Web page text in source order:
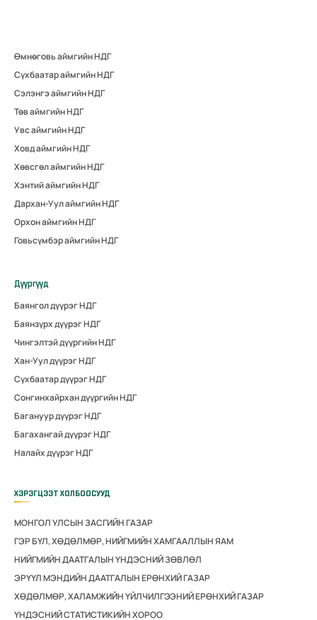
Өмнөговь аймгийн НДГ
Сүхбаатар аймгийн НДГ
Сэлэнгэ аймгийн НДГ
Төв аймгийн НДГ
Увс аймгийн НДГ
Ховд аймгийн НДГ
Хөвсгөл аймгийн НДГ
Хэнтий аймгийн НДГ
Дархан-Уул аймгийн НДГ
Орхон аймгийн НДГ
Говьсүмбэр аймгийн НДГ
Дүүргүүд
Баянгол дүүрэг НДГ
Баянзүрх дүүрэг НДГ
Чингэлтэй дүүргийн НДГ
Хан-Уул дүүрэг НДГ
Сүхбаатар дүүрэг НДГ
Сонгинхайрхан дүүргийн НДГ
Багануур дүүрэг НДГ
Багахангай дүүрэг НДГ
Налайх дүүрэг НДГ
ХЭРЭГЦЭЭТ ХОЛБООСУУД
МОНГОЛ УЛСЫН ЗАСГИЙН ГАЗАР
ГЭР БҮЛ, ХӨДӨЛМӨР, НИЙГМИЙН ХАМГААЛЛЫН ЯАМ
НИЙГМИЙН ДААТГАЛЫН ҮНДЭСНИЙ ЗӨВЛӨЛ
ЭРҮҮЛ МЭНДИЙН ДААТГАЛЫН ЕРӨНХИЙ ГАЗАР
ХӨДӨЛМӨР, ХАЛАМЖИЙН ҮЙЛЧИЛГЭЭНИЙ ЕРӨНХИЙ ГАЗАР
ҮНДЭСНИЙ СТАТИСТИКИЙН ХОРОО